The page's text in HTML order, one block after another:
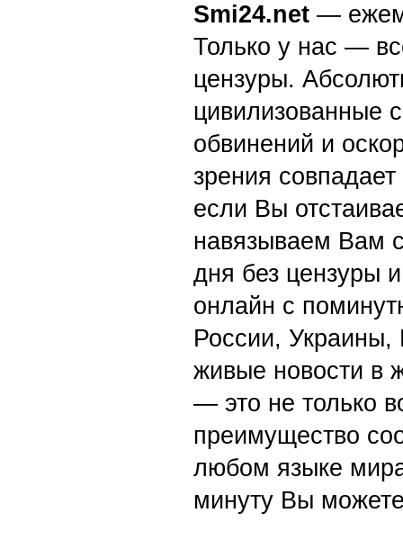
Smi24.net —
Только у нас —
цензуры.
цивилизованные
обвинений и
зрения
если Вы
навязываем Вам
дня без цензуры
онлайн с
России,
живые новости в
— это не только
преимущество
любом языке
минуту Вы